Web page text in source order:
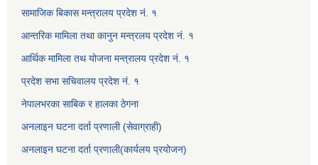
सामाजिक बिकास मन्त्रालय प्रदेश नं. १
आन्तरिक मामिला तथा कानुन मन्त्रलय प्रदेश नं. १
आर्थिक मामिला तथ योजना मन्त्रालय प्रदेश नं. १
प्रदेश सभा सचिवालय प्रदेश नं. १
नेपालभरका साबिक र हालका ठेगना
अनलाइन घटना दर्ता प्रणाली (सेवाग्राही)
अनलाइन घटना दर्ता प्रणाली(कार्यलय प्रयोजन)